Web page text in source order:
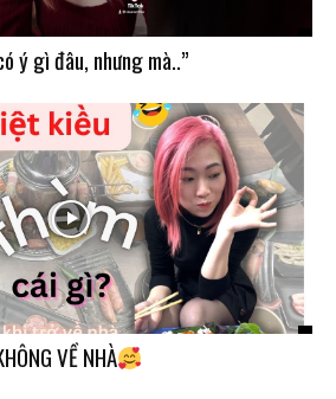
ý gì đâu, nhưng mà..”
VỀ NHÀ